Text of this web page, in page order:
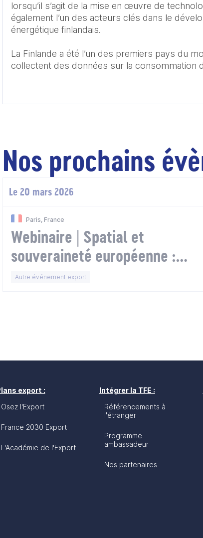
lorsqu’il s’agit de la mise en œuvre de
également l’un des acteurs clés dans le
énergétique finlandais.
La Finlande a été l’un des premiers pays du
collectent des données sur la consommation
Nos prochains
Le 20 mars 2026
Paris, France
Webinaire | Spatial et
souveraineté européenne :
perspectives et enjeux dans
Autre événement export
export :
Osez l'Export
France 2030 Export
L'Académie de l'Export
Intégrer la TFE :
Référencements à
l'étranger
Programme
ambassadeur
Nos partenaires